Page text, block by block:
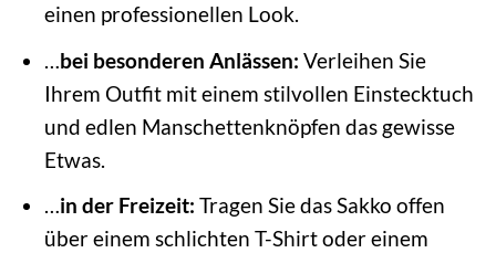
einen professionellen Look.
…bei besonderen Anlässen: Verleihen Sie
Ihrem Outfit mit einem stilvollen Einstecktuch
und edlen Manschettenknöpfen das gewisse
Etwas.
…in der Freizeit: Tragen Sie das Sakko offen
über einem schlichten T-Shirt oder einem